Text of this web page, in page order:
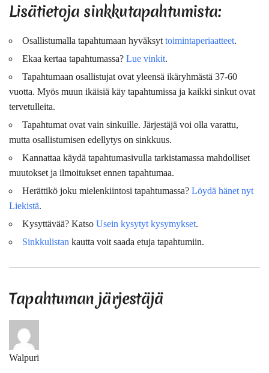
Lisätietoja sinkkutapahtumista:
Osallistumalla tapahtumaan hyväksyt toimintaperiaatteet.
Ekaa kertaa tapahtumassa? Lue vinkit.
Tapahtumaan osallistujat ovat yleensä ikäryhmästä 37-60
vuotta. Myös muun ikäisiä käy tapahtumissa ja kaikki sinkut ovat
tervetulleita.
Tapahtumat ovat vain sinkuille. Järjestäjä voi olla varattu,
mutta osallistumisen edellytys on sinkkuus.
Kannattaa käydä tapahtumasivulla tarkistamassa mahdolliset
muutokset ja ilmoitukset ennen tapahtumaa.
Herättikö joku mielenkiintosi tapahtumassa? Löydä hänet nyt
Liekistä.
Kysyttävää? Katso Usein kysytyt kysymykset.
Sinkkulistan kautta voit saada etuja tapahtumiin.
Tapahtuman järjestäjä
Walpuri